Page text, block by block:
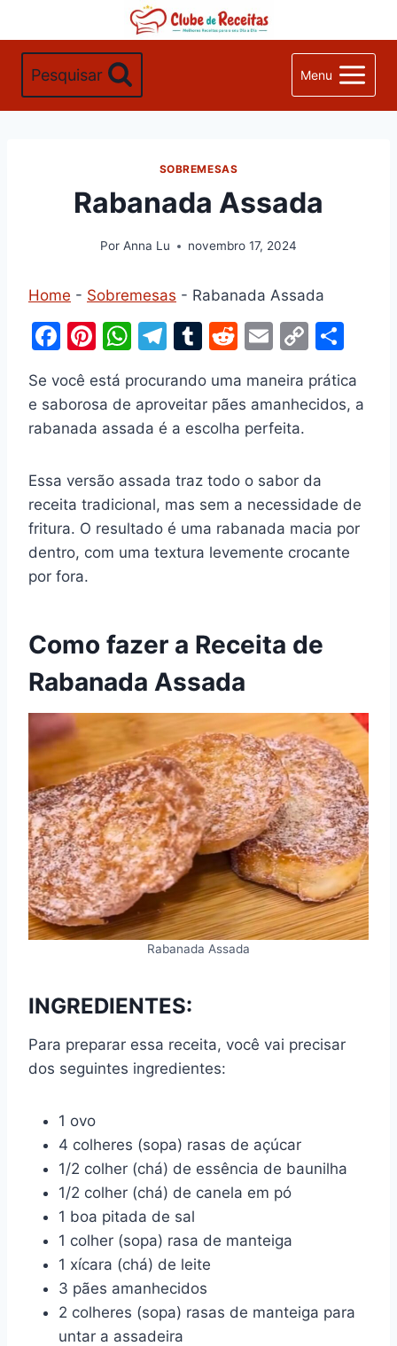
Conteúdo
Pesquisar Menu
SOBREMESAS
Rabanada Assada
Por Anna Lu novembro 17, 2024
Home - Sobremesas - Rabanada Assada
F
c
e
o
o
k
Pi
nt
er
e
W
at
s
p
p
T
e
gr
m
T
m
bl
R
d
di
t
E
ai
l
C
p
y
n
k
ar
e
Se você está procurando uma maneira prática
e saborosa de aproveitar pães amanhecidos, a
rabanada assada é a escolha perfeita.
Essa versão assada traz todo o sabor da
receita tradicional, mas sem a necessidade de
fritura. O resultado é uma rabanada macia por
dentro, com uma textura levemente crocante
por fora.
Como fazer a Receita de
Rabanada Assada
Rabanada Assada
INGREDIENTES:
Para preparar essa receita, você vai precisar
dos seguintes ingredientes:
1 ovo
4 colheres (sopa) rasas de açúcar
1/2 colher (chá) de essência de baunilha
1/2 colher (chá) de canela em pó
1 boa pitada de sal
1 colher (sopa) rasa de manteiga
1 xícara (chá) de leite
3 pães amanhecidos
2 colheres (sopa) rasas de manteiga para
untar a assadeira